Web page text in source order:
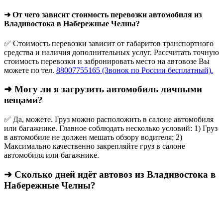
➜ От чего зависит стоимость перевозки автомобиля из
Владивостока в Набережные Челны?
✅ Стоимость перевозки зависит от габаритов транспортного
средства и наличия дополнительных услуг. Рассчитать точную
стоимость перевозки и забронировать место на автовозе Вы
можете по тел. 88007755165 (Звонок по России бесплатный).
➜ Могу ли я загрузить автомобиль личными
вещами?
✅ Да, можете. Груз можно расположить в салоне автомобиля
или багажнике. Главное соблюдать несколько условий: 1) Груз
в автомобиле не должен мешать обзору водителя; 2)
Максимально качественно закрепляйте груз в салоне
автомобиля или багажнике.
➜ Сколько дней идёт автовоз из Владивостока в
Набережные Челны?